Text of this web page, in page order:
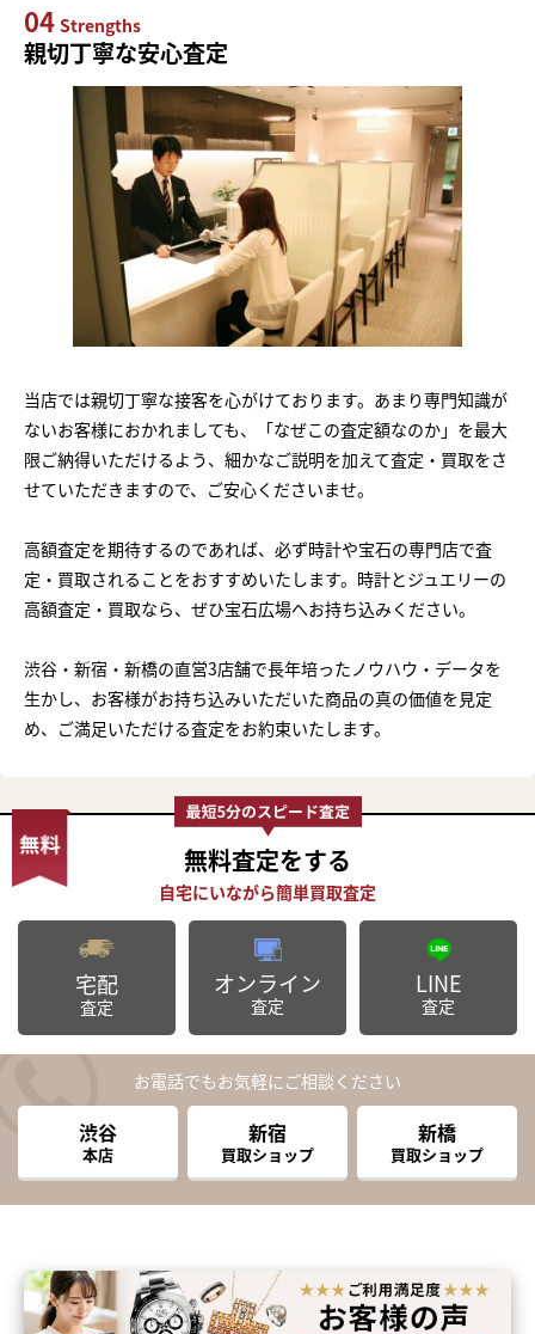
04 Strengths
親切丁寧な安心査定
当店では親切丁寧な接客を心がけております。あまり専門知識が
ないお客様におかれましても、「なぜこの査定額なのか」を最大
限ご納得いただけるよう、細かなご説明を加えて査定・買取をさ
せていただきますので、ご安心くださいませ。
高額査定を期待するのであれば、必ず時計や宝石の専門店で査
定・買取されることをおすすめいたします。時計とジュエリーの
高額査定・買取なら、ぜひ宝石広場へお持ち込みください。
渋谷・新宿・新橋の直営3店舗で長年培ったノウハウ・データを
生かし、お客様がお持ち込みいただいた商品の真の価値を見定
め、ご満足いただける査定をお約束いたします。
無料査定をする
宅配
査定
オンライン
査定
LINE
査定
お電話でもお気軽にご相談ください
渋谷
本店
新宿
買取ショップ
新橋
買取ショップ